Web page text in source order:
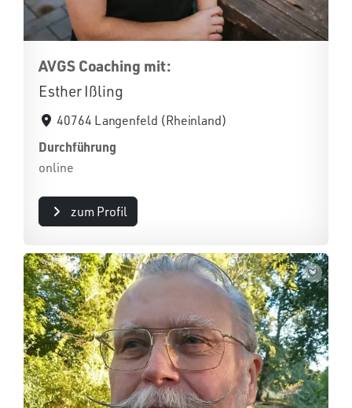
AVGS Coaching mit:
Esther Ißling
40764 Langenfeld (Rheinland)
Durchführung
online
zum Profil